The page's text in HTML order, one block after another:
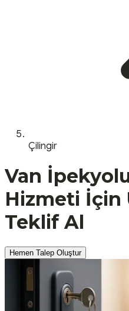
Çilingir
Van
Hizmeti İçin
Teklif Al
Hemen Talep Oluştur